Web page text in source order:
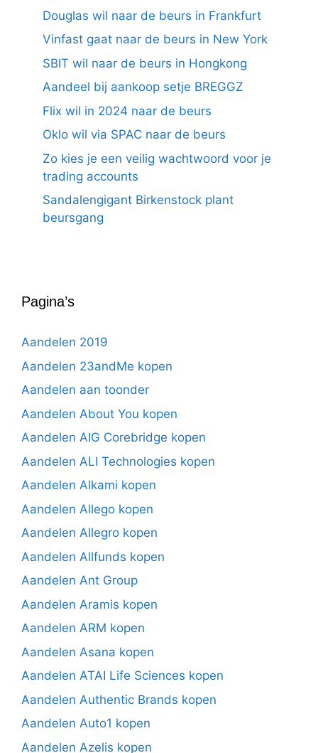
Douglas wil naar de beurs in Frankfurt
Vinfast gaat naar de beurs in New York
SBIT wil naar de beurs in Hongkong
Aandeel bij aankoop setje BREGGZ
Flix wil in 2024 naar de beurs
Oklo wil via SPAC naar de beurs
Zo kies je een veilig wachtwoord voor je
trading accounts
Sandalengigant Birkenstock plant
beursgang
Pagina’s
Aandelen 2019
Aandelen 23andMe kopen
Aandelen aan toonder
Aandelen About You kopen
Aandelen AIG Corebridge kopen
Aandelen ALI Technologies kopen
Aandelen Alkami kopen
Aandelen Allego kopen
Aandelen Allegro kopen
Aandelen Allfunds kopen
Aandelen Ant Group
Aandelen Aramis kopen
Aandelen ARM kopen
Aandelen Asana kopen
Aandelen ATAI Life Sciences kopen
Aandelen Authentic Brands kopen
Aandelen Auto1 kopen
Aandelen Azelis kopen